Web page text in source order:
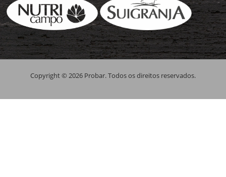
Copyright © 2026 Probar. Todos os direitos reservados.